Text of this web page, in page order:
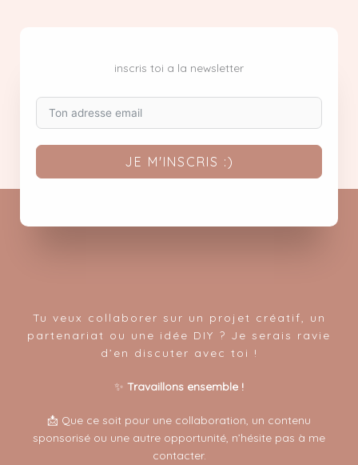
inscris toi a la newsletter
JE M'INSCRIS :)
Tu veux collaborer sur un projet créatif, un
partenariat ou une idée DIY ? Je serais ravie
d’en discuter avec toi !
✨ Travaillons ensemble !
📩 Que ce soit pour une collaboration, un contenu
sponsorisé ou une autre opportunité, n’hésite pas à me
contacter.